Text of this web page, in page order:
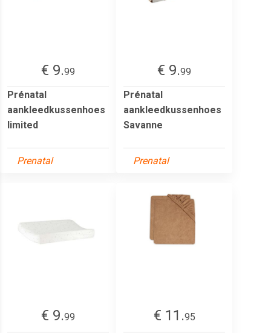
€ 9.99
Prénatal
aankleedkussenhoes
limited
Prenatal
€ 9.99
Prénatal
aankleedkussenhoes
Savanne
Prenatal
€ 9.99 € 11.95